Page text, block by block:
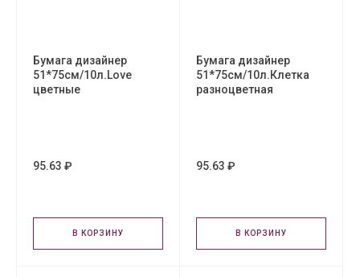
Бумага дизайнер
51*75см/10л.Love
цветные
95.63 ₽
В КОРЗИНУ
Бумага дизайнер
51*75см/10л.Клетка
разноцветная
95.63 ₽
В КОРЗИНУ